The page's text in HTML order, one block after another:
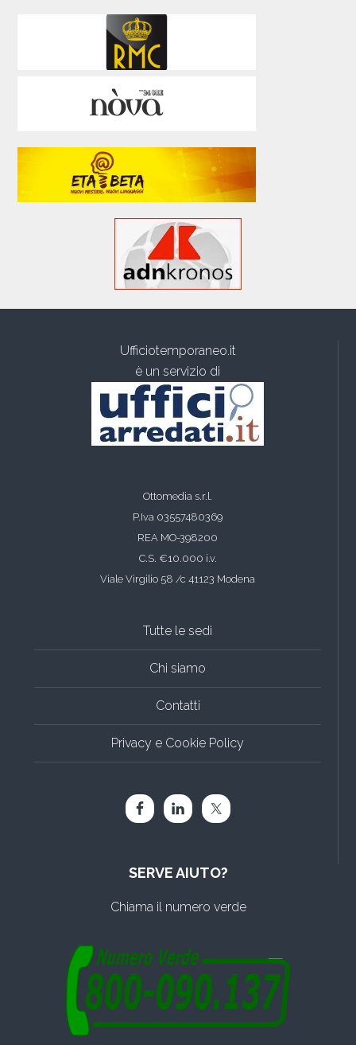
Ufficiotemporaneo.it
è un servizio di
Ottomedia s.r.l.
P.Iva 03557480369
REA MO-398200
C.S. €10.000 i.v.
Viale Virgilio 58 /c 41123 Modena
Tutte le sedi
Chi siamo
Contatti
Privacy e Cookie Policy
SERVE AIUTO?
Chiama il numero verde